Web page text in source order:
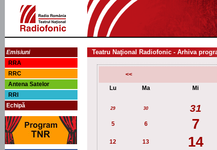
Emisiuni
RRA
RRC
Antena Satelor
RRI
Echipă
Teatru Naţional Radiofonic - Arhiva
<<
Lu
Ma Mi
29 30 31
5 6 7
12 13 14